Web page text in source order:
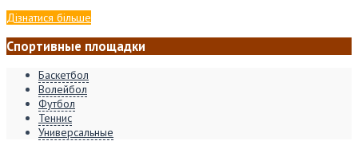
Дізнатися більше
Спортивные площадки
Баскетбол
Волейбол
Футбол
Теннис
Универсальные